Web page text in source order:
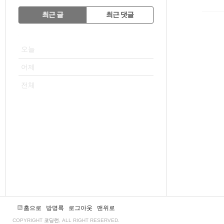
RECENTLY
최근 글 최근 댓글
오늘
어제
전체
홈으로 방명록 로그아웃 맨위로
COPYRIGHT 코딩런 , ALL RIGHT RESERVED.